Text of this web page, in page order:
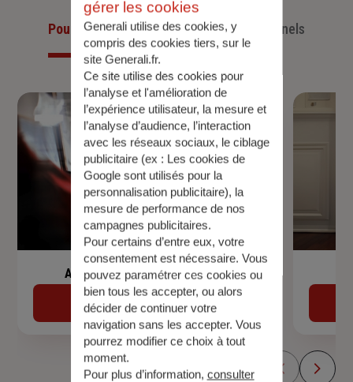
Pour les particuliersPour les professionnels
Assurance de prêt immobilier
Découvrir
gérer les cookies
Generali utilise des cookies, y
compris des cookies tiers, sur le
site Generali.fr.
Ce site utilise des cookies pour
l’analyse et l'amélioration de
l’expérience utilisateur, la mesure et
l’analyse d’audience, l’interaction
avec les réseaux sociaux, le ciblage
publicitaire (ex : Les cookies de
Google sont utilisés pour la
personnalisation publicitaire), la
mesure de performance de nos
campagnes publicitaires.
Pour certains d’entre eux, votre
consentement est nécessaire. Vous
pouvez paramétrer ces cookies ou
bien tous les accepter, ou alors
décider de continuer votre
navigation sans les accepter. Vous
pourrez modifier ce choix à tout
moment.
Pour plus d’information, consulter